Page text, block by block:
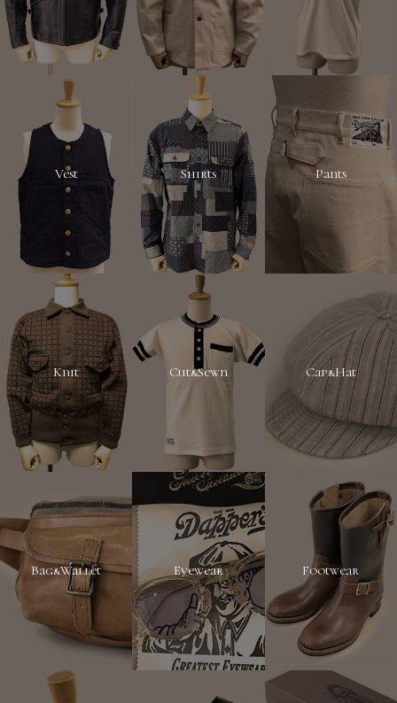
Vest Shirts Pants
Knit Cut&Sewn Cap&Hat
Bag&Wallet Eyewear Footwear